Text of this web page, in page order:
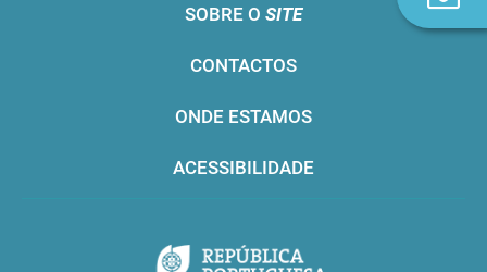
SOBRE O SITE
CONTACTOS
ONDE ESTAMOS
ACESSIBILIDADE